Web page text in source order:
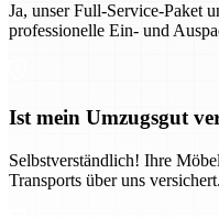
Ja, unser Full-Service-Paket
professionelle Ein- und
Ist mein Umzugsgut
Selbstverständlich! Ihre
Transports über uns versichert.